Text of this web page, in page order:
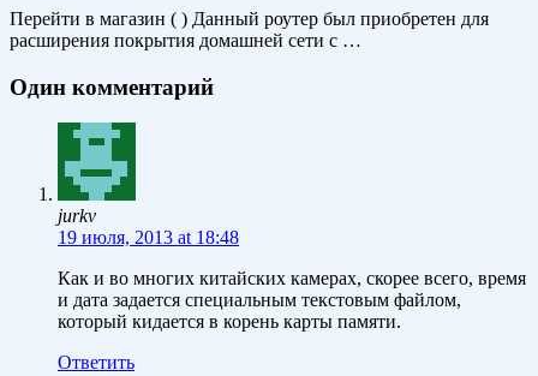
Перейти в магазин ( ) Данный роутер был приобретен для
расширения покрытия домашней сети с …
Один комментарий
jurkv
19 июля, 2013 at 18:48
Как и во многих китайских камерах, скорее всего, время
и дата задается специальным текстовым файлом,
который кидается в корень карты памяти.
Ответить